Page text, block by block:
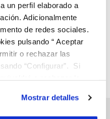
un perfil elaborado a
Adicionalmente
de redes sociales.
pulsando “ Aceptar
o rechazar las
“Configurar”. Si
sitio web funcione y que
Puedes consultar
Mostrar detalles
Página 47 de 112
Siguiente